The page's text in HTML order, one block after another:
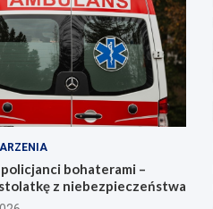
bohaterami –
z niebezpieczeństwa